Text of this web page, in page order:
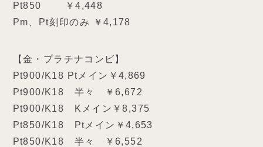
Pt850 ￥4,448
Pm、Pt刻印のみ ￥4,178
【金・プラチナコンビ】
Pt900/K18 Ptメイン￥4,869
Pt900/K18 半々 ￥6,672
Pt900/K18 Kメイン￥8,375
Pt850/K18 Ptメイン￥4,653
Pt850/K18 半々 ￥6,552